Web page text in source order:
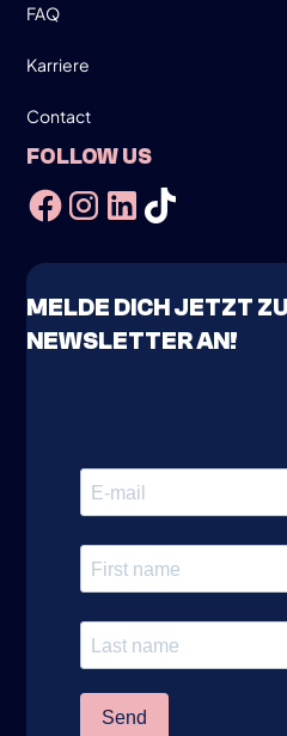
FAQ
Karriere
Contact
FOLLOW US
MELDE DICH JETZT
NEWSLETTER AN!